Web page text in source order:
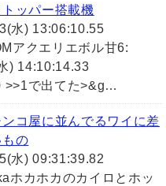
ッパー搭載機
水) 13:06:10.55
アクエリエボル甘6:
) 14:10:14.33
>>1で出てた>&g…
コ屋に並んでるワイに差
もの
水) 09:31:39.82
ホカホカのカイロとホッ